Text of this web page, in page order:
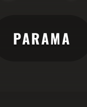
PARAMA